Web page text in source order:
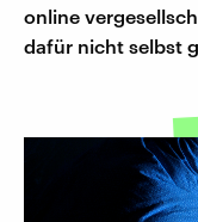
online
dafür nicht selbst